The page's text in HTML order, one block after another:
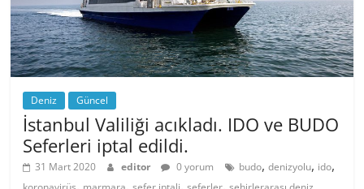
Deniz Güncel
İstanbul Valiliği acıkladı. IDO ve BUDO
Seferleri iptal edildi.
31 Mart 2020 editor 0 yorum budo,denizyolu, ido,